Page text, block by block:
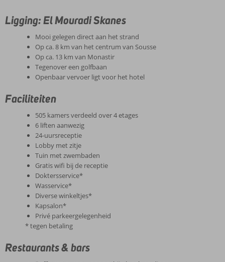
Ligging: El Mouradi Skanes
Mooi gelegen direct aan het strand
Op ca. 8 km van het centrum van Sousse
Op ca. 13 km van Monastir
Tegenover een golfbaan
Openbaar vervoer ligt voor het hotel
Faciliteiten
505 kamers verdeeld over 4 etages
6 liften aanwezig
24-uursreceptie
Lobby met zitje
Tuin met zwembaden
Gratis wifi bij de receptie
Doktersservice*
Wasservice*
Diverse winkeltjes*
Kapsalon*
Privé parkeergelegenheid
* tegen betaling
Restaurants & bars